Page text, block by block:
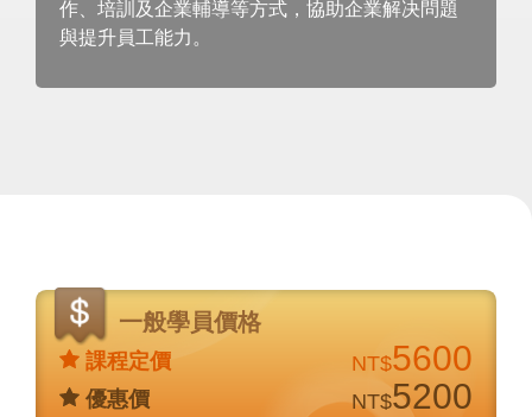
作、培訓及企業輔導等方式，協助企業解决問題
與提升員工能力。
價
說
一般學員價格
課程定價 NT$5600
優惠價 NT$5200